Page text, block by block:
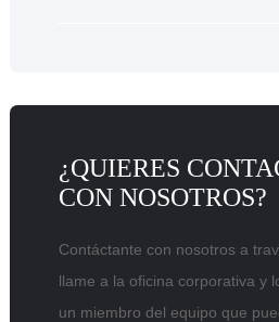
¿QUIERES
CON NOSOTROS?
Contáctante con nosotros a
llame a la oficina corporativa y
un miembro del equipo que